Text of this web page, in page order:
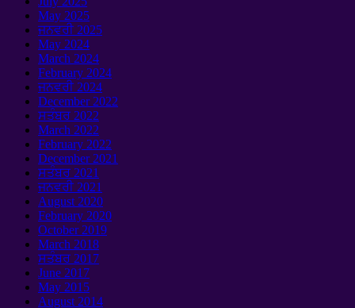
May 2025
ਜਨਵਰੀ 2025
May 2024
March 2024
February 2024
ਜਨਵਰੀ 2024
December2022
ਸਤੰਬਰ 2022
March 2022
February 2022
December2021
ਸਤੰਬਰ 2021
ਜਨਵਰੀ 2021
August 2020
February 2020
October2019
March 2018
ਸਤੰਬਰ 2017
June 2017
May 2015
August 2014